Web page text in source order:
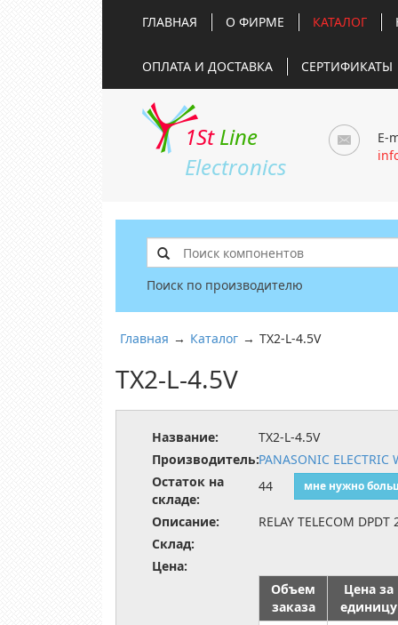
ГЛАВНАЯ О ФИРМЕ КАТАЛОГ
ОПЛАТА И ДОСТАВКА СЕРТИФИКАТЫ
1St Line
Electronics
E-
Поиск по производителю
Главная → Каталог → TX2-L-4.5V
TX2-L-4.5V
Название:
TX2-L-4.5V
Производитель:PANASONIC ELECTRIC
Остаток на
складе:
44 мне нужно
Описание:
RELAY TELECOM DPDT
Склад:
Цена:
Объем
заказа
Цена за
единицу